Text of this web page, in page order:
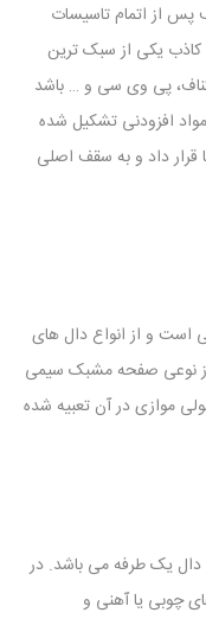
از اتمام تاسیسات
یکی از سبک ترین
پی وی سی و … باشد
افزودنی تشکیل شده
داد و به سقف اصلی
و از انواع دال های
نوعی صفحه مشبک سیمی
موازی در آن تعبیه شده
یک طرفه می باشد. در
چوبی یا آهنی و